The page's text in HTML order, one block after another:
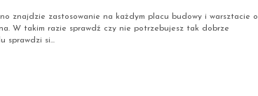
znajdzie zastosowanie na każdym placu budowy i warsztacie o
W takim razie sprawdź czy nie potrzebujesz tak dobrze
sprawdzi si...